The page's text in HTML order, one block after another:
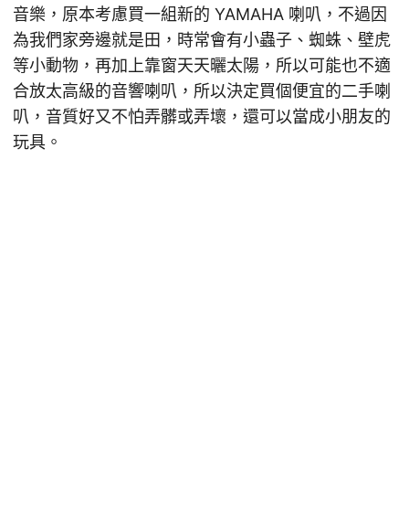
音樂，原本考慮買一組新的 YAMAHA 喇叭，不過因
為我們家旁邊就是田，時常會有小蟲子、蜘蛛、壁虎
等小動物，再加上靠窗天天曬太陽，所以可能也不適
合放太高級的音響喇叭，所以決定買個便宜的二手喇
叭，音質好又不怕弄髒或弄壞，還可以當成小朋友的
玩具。